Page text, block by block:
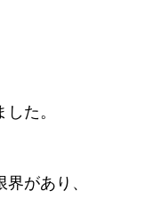
た。
があり、